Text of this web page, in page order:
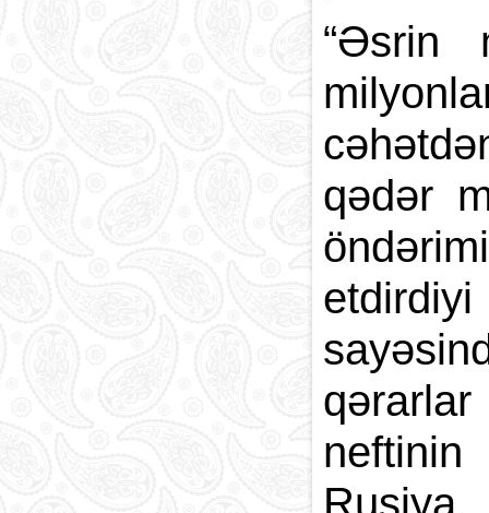
“Əsrin
qədər
neftinin